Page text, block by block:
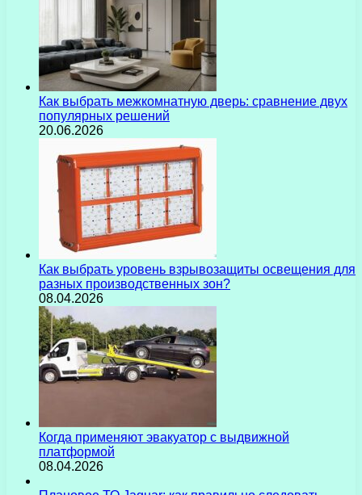
Как выбрать межкомнатную дверь: сравнение двух
популярных решений
20.06.2026
Как выбрать уровень взрывозащиты освещения для
разных производственных зон?
08.04.2026
Когда применяют эвакуатор с выдвижной
платформой
08.04.2026